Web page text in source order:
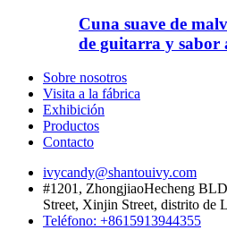
Cuna suave de
de guitarra y sabor
Sobre nosotros
Visita a la fábrica
Exhibición
Productos
Contacto
ivycandy@shantouivy.com
#1201, ZhongjiaoHecheng
Street, Xinjin Street, distrito de
Teléfono: +8615913944355